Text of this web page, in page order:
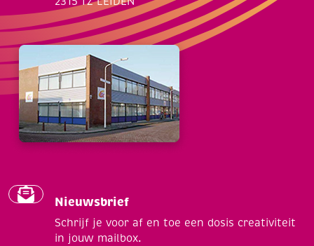
Nieuwsbrief
Schrijf je voor af en toe een dosis creativiteit
in jouw mailbox.